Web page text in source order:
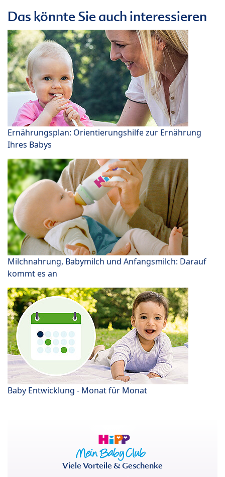
Das könnte Sie auch interessieren
Ernährungsplan: Orientierungshilfe zur Ernährung
Ihres Babys
Milchnahrung, Babymilch und Anfangsmilch: Darauf
kommt es an
Baby Entwicklung - Monat für Monat
Viele Vorteile & Geschenke